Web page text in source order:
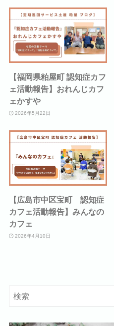
【福岡県粕屋町 認知症カフ
ェ活動報告】おれんじカフ
ェかすや
2026年5月22日
【広島市中区宝町 認知症
カフェ活動報告】みんなの
カフェ
2026年4月10日